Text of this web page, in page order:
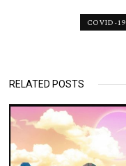
COVID-19
RELATED POSTS